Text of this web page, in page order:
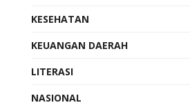
KESEHATAN
KEUANGAN DAERAH
LITERASI
NASIONAL